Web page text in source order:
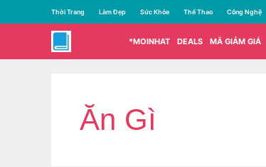
đến
dung
Thời Trang Làm Đẹp Sức Khỏe Thể Thao Công Nghệ
*MOINHAT DEALS MÃ GIẢM GIÁ
Ăn Gì